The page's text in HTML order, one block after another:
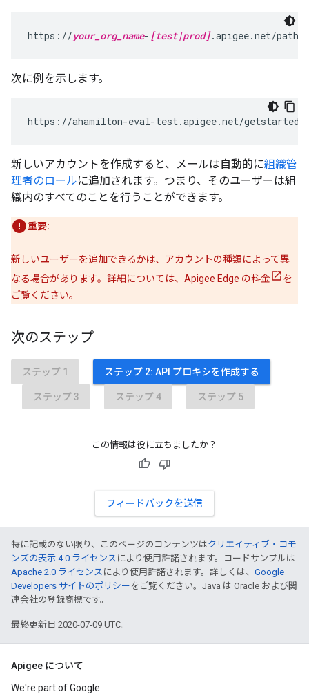
https://your_org_name- [test|prod].apigee.net/path/
次に例を示します。
https://ahamilton-eval-test.apigee.net/getstarted
新しいアカウントを作成すると、メールは自動的に組織管
理者のロールに追加されます。つまり、そのユーザーは組
織内のすべてのことを行うことができます。
重要:
新しいユーザーを追加できるかは、アカウントの種類によって異
なる場合があります。詳細については、 Apigee Edge の料金
を
ご覧ください。
次のステップ
ステップ 1 ステップ 2: API プロキシを作成する
ステップ 3 ステップ 4 ステップ 5
この情報は役に立ちましたか？
フィードバックを送信
特に記載のない限り、このページのコンテンツはクリエイティブ・コモ
ンズの表示 4.0 ライセンス により使用許諾されます。コードサンプルは
Apache 2.0 ライセンス により使用許諾されます。詳しくは、 Google
Developers サイトのポリシー をご覧ください。Java は Oracle および関
連会社の登録商標です。
最終更新日 2020-07-09 UTC。
Apigee について
We're part of Google